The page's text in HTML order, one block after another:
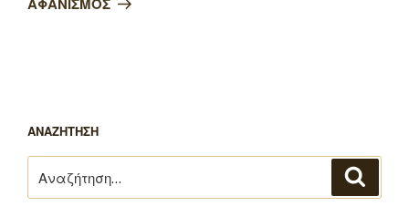
ΑΝΑΖΗΤΗΣΗ
για: